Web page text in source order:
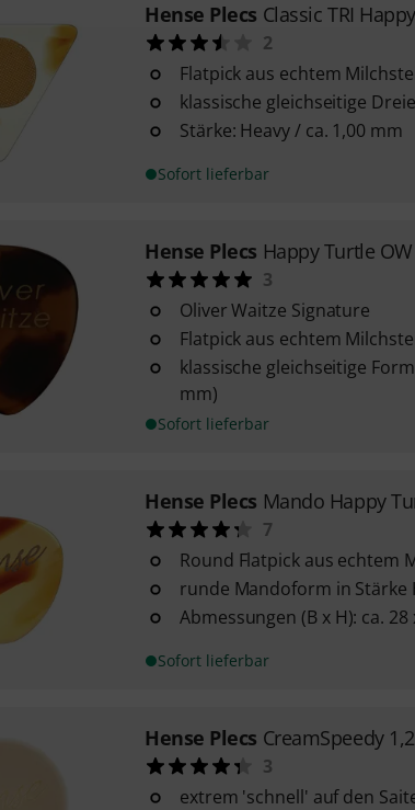
Hense Plecs Classic TRI
2
Flatpick aus echtem
klassische gleichseitige
Stärke: Heavy / ca. 1,00 mm
Sofort lieferbar
Hense Plecs Happy Turtle
3
Oliver Waitze Signature
Flatpick aus echtem
klassische gleichseitige
mm)
Sofort lieferbar
Hense Plecs Mando Happy
7
Round Flatpick aus echtem
runde Mandoform in Stärke
Abmessungen (B x H): ca. 28
Sofort lieferbar
Hense Plecs CreamSpeedy
3
extrem 'schnell' auf den